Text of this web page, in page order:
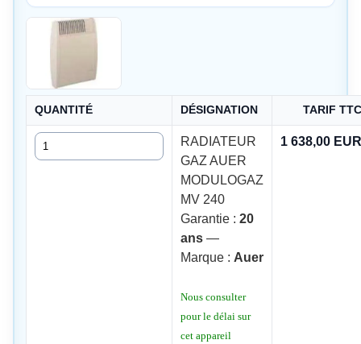
QUANTITÉ DÉSIGNATION TARIF
Quantité
RADIATEUR
GAZ AUER
MODULOGAZ
MV 240
Garantie : 20
ans—
Marque : Auer
Nous consulter
pour le délai sur
cet appareil
1 638,00 EUR